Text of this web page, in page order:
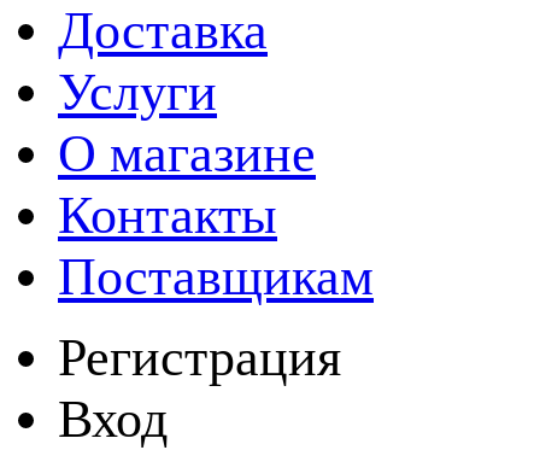
Доставка
Услуги
О магазине
Контакты
Поставщикам
Регистрация
Вход